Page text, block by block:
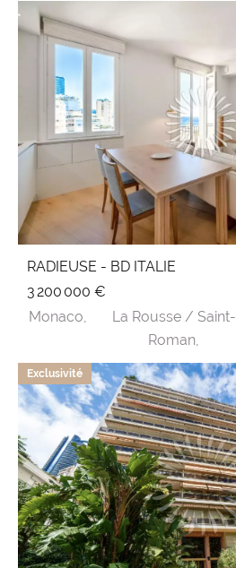
RADIEUSE - BD ITALIE
3 200 000 €
Monaco,
La Rousse / Saint-
Roman,
Exclusivité